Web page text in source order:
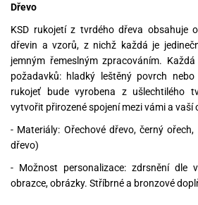
Dřevo
KSD rukojetí z tvrdého dřeva obsahuje
dřevin a vzorů, z nichž každá je
jemným řemeslným zpracováním.
požadavků: hladký leštěný povrch
rukojeť bude vyrobena z ušlechtilého
vytvořit přirozené spojení mezi vámi a vaší
- Materiály: Ořechové dřevo, černý
dřevo)
- Možnost personalizace: zdrsnění dle
obrazce, obrázky. Stříbrné a bronzové